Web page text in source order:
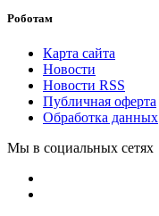
Роботам
Карта сайта
Новости
Новости RSS
Публичная оферта
Обработка данных
Мы в социальных сетях